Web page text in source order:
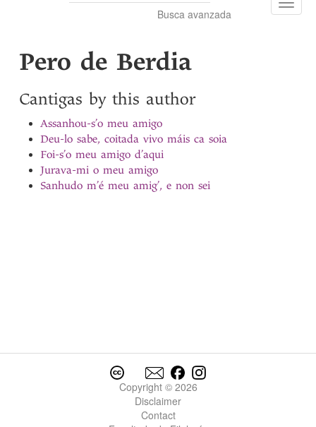
Busca avanzada
Pero de Berdia
Cantigas by this author
Assanhou-s’o meu amigo
Deu-lo sabe, coitada vivo máis ca soia
Foi-s’o meu amigo d’aqui
Jurava-mi o meu amigo
Sanhudo m’é meu amig’, e non sei
Copyright © 2026
Disclaimer
Contact